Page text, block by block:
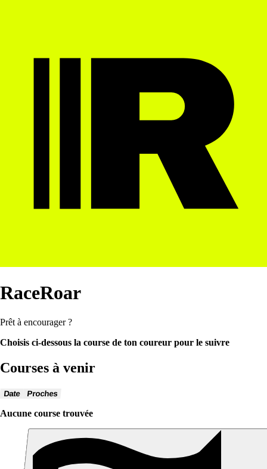
RaceRoar
Prêt à encourager ?
Choisis ci-dessous la course de ton coureur pour le suivre
Courses à venir
Date Proches
Aucune course trouvée